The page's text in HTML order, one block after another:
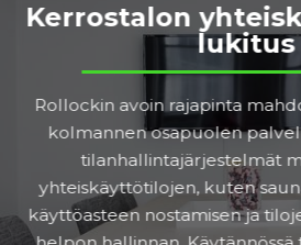
Kerrostalon
lukitus
Rollockin avoin rajapinta
kolmannen osapuolen
tilanhallintajärjestelmät
yhteiskäyttötilojen, kuten
käyttöasteen nostamisen ja